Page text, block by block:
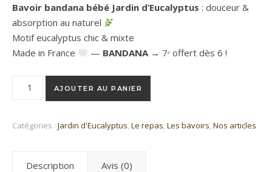
Bavoir bandana bébé Jardin d’Eucalyptus : douceur &
absorption au naturel
Motif eucalyptus chic & mixte
Made in France
— BANDANA→ 7ᵉ offert dès 6 !
quantité de Bavoir Bandana Jardin d'Eucalyptus
AJOUTER AU PANIER
Catégories : Jardin d'Eucalyptus,Le repas,Les bavoirs,Nos articles
Description Avis (0)